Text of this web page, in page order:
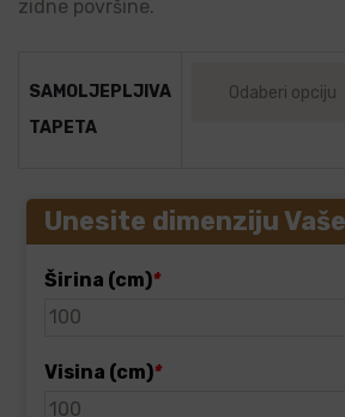
zidne površine.
SAMOLJEPLJIVA
TAPETA
Unesite dimenziju
Širina (cm)*
Visina (cm)*